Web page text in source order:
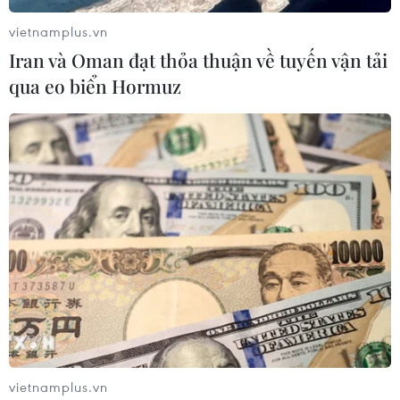
Sân bay Hamburg của Đức hủy mọi
chuyến khởi hành do đình công
19/04/2023 01:54
Tất cả các chuyến khởi hành từ sân bay Hamburg của
Đức sẽ bị hủy hoặc cất cánh mà không có hành khách
trong hai ngày, trong khi các chuyến bay đến vẫn có thể
hạ cánh theo lịch trình đã định.
vietnamplus.vn
Iran và Oman đạt thỏa thuận về tuyến vận tải
qua eo biển Hormuz
vietnamplus.vn